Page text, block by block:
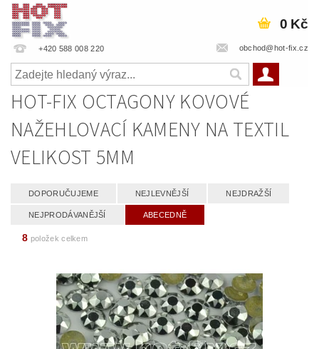
+420 588 008 220 obchod@hot-fix.cz
0 Kč
HOT-FIX OCTAGONY KOVOVÉ
NAŽEHLOVACÍ KAMENY NA TEXTIL
VELIKOST 5MM
DOPORUČUJEME NEJLEVNĚJŠÍ NEJDRAŽŠÍ
NEJPRODÁVANĚJŠÍ ABECEDNĚ
8 položek celkem